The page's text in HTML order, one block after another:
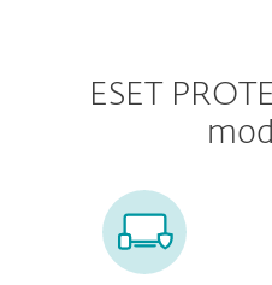
ESET